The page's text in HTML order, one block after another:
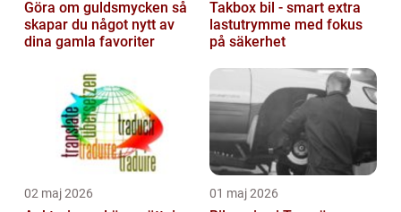
Göra om guldsmycken så
skapar du något nytt av
dina gamla favoriter
Takbox bil - smart extra
lastutrymme med fokus
på säkerhet
02 maj 2026 01 maj 2026